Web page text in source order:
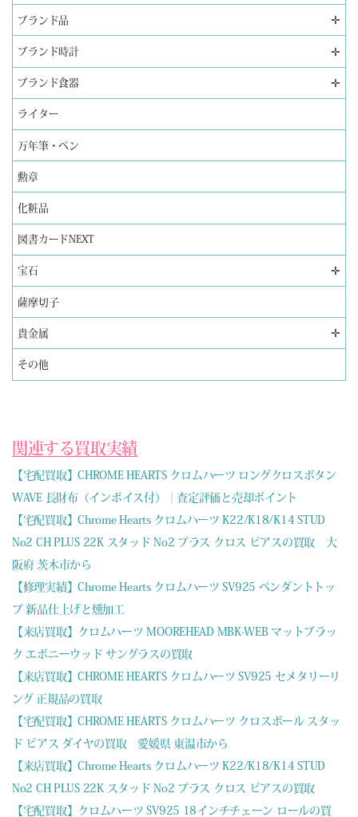
ブランド品 ✛
ブランド時計 ✛
ブランド食器 ✛
ライター
万年筆・ペン
勲章
化粧品
図書カードNEXT
宝石 ✛
薩摩切子
貴金属 ✛
その他
関連する買取実績
【宅配買取】CHROME HEARTS クロムハーツ ロングクロスボタン
WAVE 長財布（インボイス付）｜査定評価と売却ポイント
【宅配買取】Chrome Hearts クロムハーツ K22/K18/K14 STUD
No2 CH PLUS 22K スタッド No2 プラス クロス ピアスの買取 大
阪府 茨木市から
【修理実績】Chrome Hearts クロムハーツ SV925 ペンダントトッ
プ 新品仕上げと燻加工
【来店買取】クロムハーツ MOOREHEAD MBK-WEB マットブラッ
ク エボニーウッド サングラスの買取
【来店買取】CHROME HEARTS クロムハーツ SV925 セメタリーリ
ング 正規品の買取
【宅配買取】CHROME HEARTS クロムハーツ クロスボール スタッ
ド ピアス ダイヤの買取 愛媛県 東温市から
【来店買取】Chrome Hearts クロムハーツ K22/K18/K14 STUD
No2 CH PLUS 22K スタッド No2 プラス クロス ピアスの買取
【宅配買取】クロムハーツ SV925 18インチチェーン ロールの買